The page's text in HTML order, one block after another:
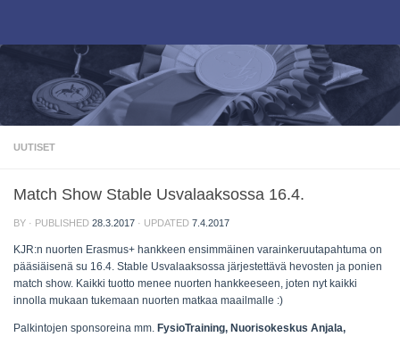
UUTISET
Match Show Stable Usvalaaksossa 16.4.
BY · PUBLISHED 28.3.2017 · UPDATED 7.4.2017
KJR:n nuorten Erasmus+ hankkeen ensimmäinen varainkeruutapahtuma on
pääsiäisenä su 16.4. Stable Usvalaaksossa järjestettävä hevosten ja ponien
match show. Kaikki tuotto menee nuorten hankkeeseen, joten nyt kaikki
innolla mukaan tukemaan nuorten matkaa maailmalle :)
Palkintojen sponsoreina mm. FysioTraining, Nuorisokeskus Anjala,